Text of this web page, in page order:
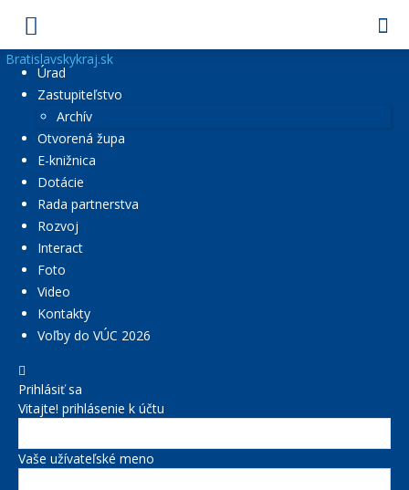
Bratislavskykraj.sk
Úrad
Zastupiteľstvo
Archív
Otvorená župa
E-knižnica
Dotácie
Rada partnerstva
Rozvoj
Interact
Foto
Video
Kontakty
Voľby do VÚC 2026
Prihlásiť sa
Vitajte! prihlásenie k účtu
Vaše užívateľské meno